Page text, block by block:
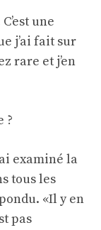
une
j’ai fait sur
rare et j’en
?
examiné la
tous les
«Il y en
pas